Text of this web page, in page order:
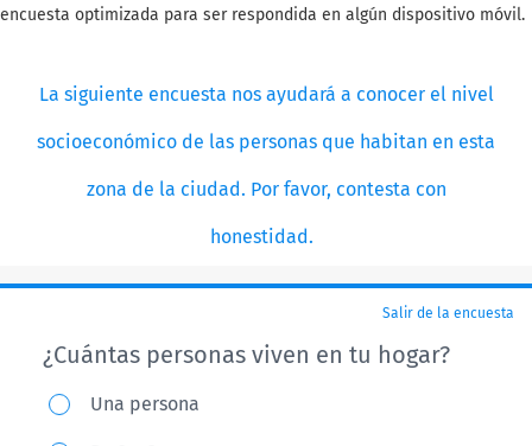
encuesta optimizada para ser respondida en algún dispositivo móvil.